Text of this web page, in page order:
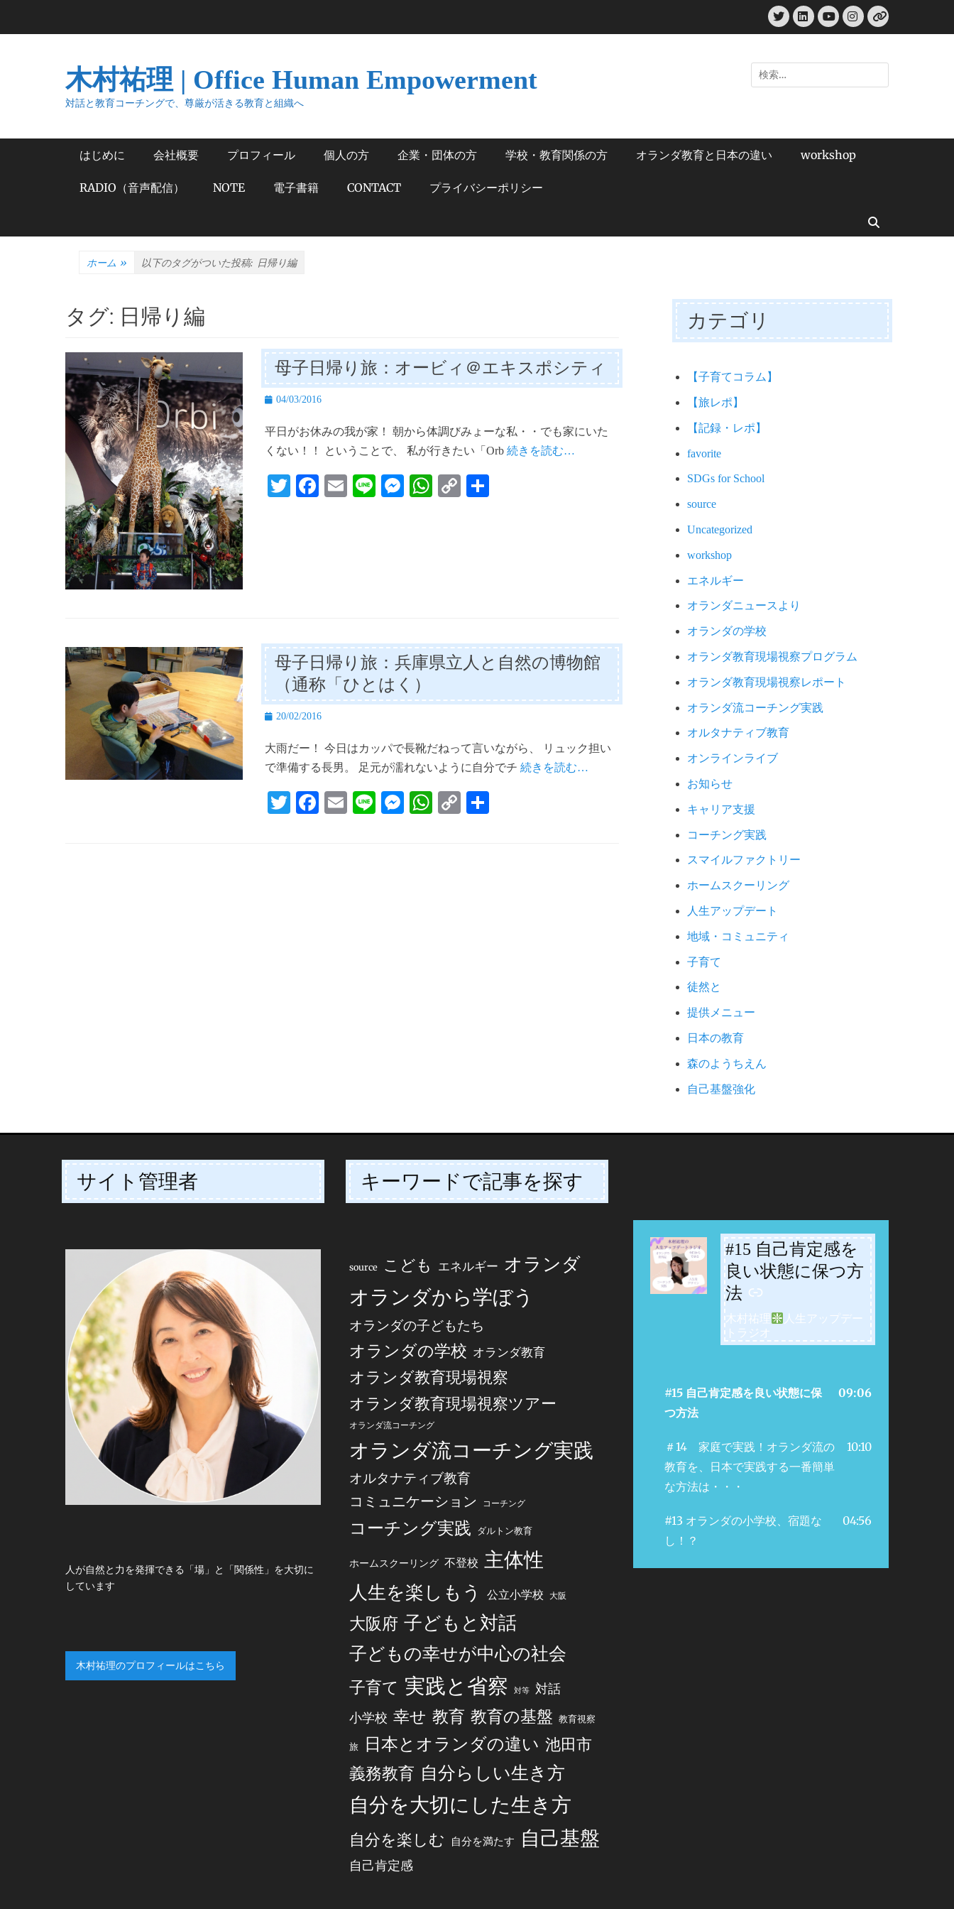
キ
TwitterLinkedIn
YouTube
Instagram
リ
ン
木村祐理 | Office Human Empowerment
対話と教育コーチングで、尊厳が活きる教育と組織へ
検
索:
メインメニュー
はじめに 会社概要 プロフィール 個人の方 企業・団体の方 学校・教育関係の方 オランダ教育と日本の違い workshop
RADIO（音声配信） NOTE 電子書籍 CONTACT プライバシーポリシー
ホーム » 以下のタグがついた投稿: 日帰り編
タグ: 日帰り編
母子日帰り旅：オービィ＠エキスポシティ
投
日
04/03/2016
平日がお休みの我が家！ 朝から体調びみょーな私・・でも家にいた
くない！！ ということで、 私が行きたい「Orb 続きを読む…
T Fa E Li M W C 共
母子日帰り旅：兵庫県立人と自然の博物館
（通称「ひとはく）
投
日
20/02/2016
大雨だー！ 今日はカッパで長靴だねって言いながら、 リュック担い
で準備する長男。 足元が濡れないように自分でチ 続きを読む…
T
Fa E
Li
M
W
C
カテゴリ
【子育てコラム】
【旅レポ】
【記録・レポ】
favorite
SDGs for School
source
Uncategorized
workshop
エネルギー
オランダニュースより
オランダの学校
オランダ教育現場視察プログラム
オランダ教育現場視察レポート
オランダ流コーチング実践
オルタナティブ教育
オンラインライブ
お知らせ
キャリア支援
コーチング実践
スマイルファクトリー
ホームスクーリング
人生アップデート
地域・コミュニティ
子育て
徒然と
提供メニュー
日本の教育
森のようちえん
自己基盤強化
サイト管理者
人が自然と力を発揮できる「場」と「関係性」を大切に
しています
木村祐理のプロフィールはこちら
キーワードで記事を探す
source こども エネルギー オランダ
オランダから学ぼう
オランダの子どもたち
オランダの学校 オランダ教育
オランダ教育現場視察
オランダ教育現場視察ツアー
オランダ流コーチング
オランダ流コーチング実践
オルタナティブ教育
コミュニケーション コーチング
コーチング実践 ダルトン教育
ホームスクーリング 不登校 主体性
人生を楽しもう 公立小学校 大阪
大阪府 子どもと対話
子どもの幸せが中心の社会
子育て 実践と省察 対等 対話
小学校 幸せ 教育 教育の基盤 教育視察
旅 日本とオランダの違い 池田市
義務教育 自分らしい生き方
自分を大切にした生き方
自分を楽しむ 自分を満たす 自己基盤
自己肯定感
#15 自己肯定感を
良い状態に保つ方
法
-
木村祐理
人生アップデー
トラジオ
#15 自己肯定感を良い状態に保
つ方法
09:06
＃14 家庭で実践！オランダ流の
教育を、日本で実践する一番簡単
な方法は・・・
10:10
#13 オランダの小学校、宿題な
し！？
04:56